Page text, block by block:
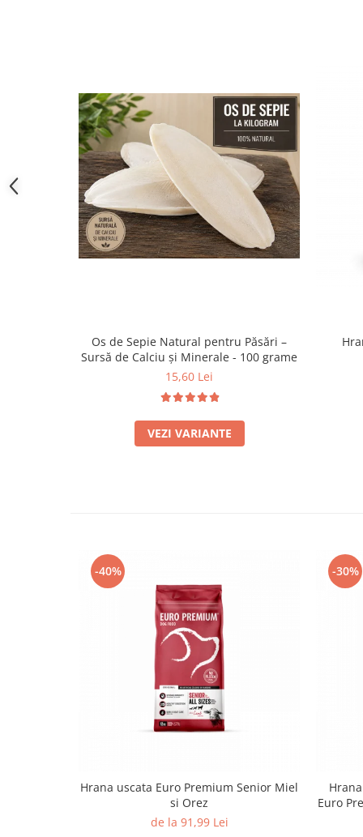
Os de Sepie Natural pentru Păsări –
Sursă de Calciu și Minerale - 100 grame
15,60 Lei
VEZI VARIANTE
-40%
Hrana uscata Euro Premium Senior Miel
si Orez
de la 91,99 Lei
-30%
Euro